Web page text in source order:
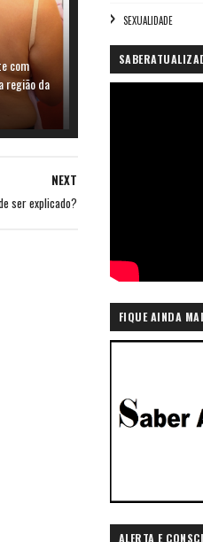
com
região da
NEXT
ser explicado?
SEXUALIDADE
FIQUE AINDA
ALERTA E